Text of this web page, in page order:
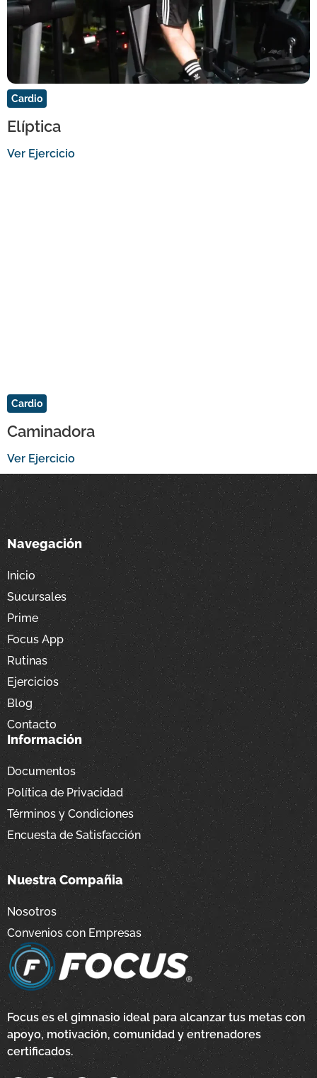
Cardio
Elíptica
Ver Ejercicio
Cardio
Caminadora
Ver Ejercicio
Focus es el gimnasio ideal para alcanzar tus metas con
apoyo, motivación, comunidad y entrenadores
certificados.
Navegación
Inicio
Sucursales
Prime
Focus App
Rutinas
Ejercicios
Blog
Contacto
Información
Documentos
Política de Privacidad
Términos y Condiciones
Encuesta de Satisfacción
Nuestra Compañia
Nosotros
Convenios con Empresas